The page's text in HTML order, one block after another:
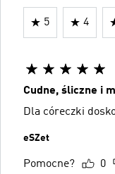
5 4
Cudne, śliczne i
Dla córeczki
eSZet
Pomocne? 0